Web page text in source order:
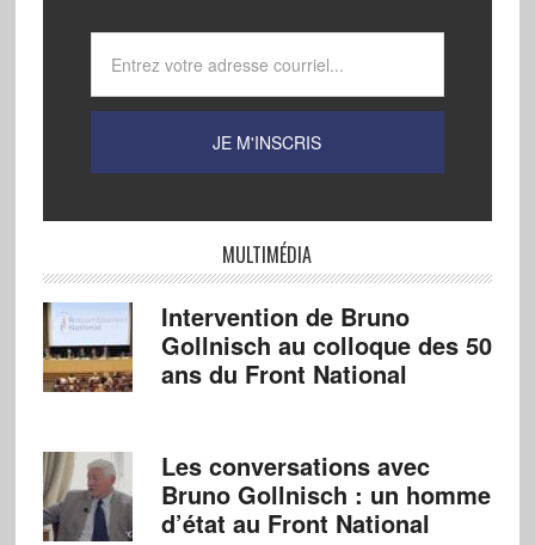
MULTIMÉDIA
Intervention de Bruno
Gollnisch au colloque des 50
ans du Front National
Les conversations avec
Bruno Gollnisch : un homme
d’état au Front National